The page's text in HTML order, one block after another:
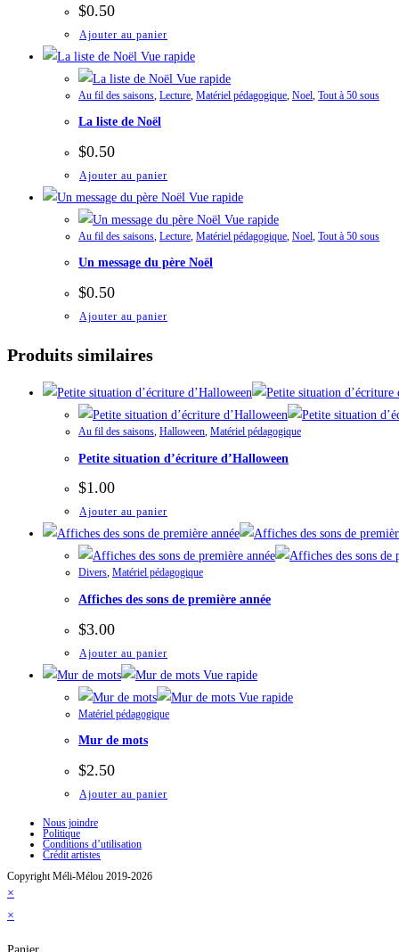
$0.50
Ajouter au panier
Vue rapide
Vue rapide
Au fil des saisons Lecture Matériel pédagogique Noel Tout à 50 sous
La liste de Noël
$0.50
Ajouter au panier
Vue rapide
Vue rapide
Au fil des saisons Lecture Matériel pédagogique Noel Tout à 50 sous
Un message du père Noël
$0.50
Ajouter au panier
Produits similaires
Au fil des saisons, Halloween, Matériel pédagogique
Petite situation d’écriture d’Halloween
$1.00
Ajouter au panier
Divers, Matériel pédagogique
Affiches des sons de première année
$3.00
Ajouter au panier
Vue rapide
Vue rapide
Matériel pédagogique
Mur de mots
$2.50
Ajouter au panier
Nous joindre
Politique
Conditions d’utilisation
Crédit artistes
Copyright Méli-Mélou 2019-2026
×
×